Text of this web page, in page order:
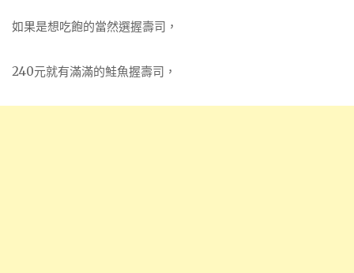
如果是想吃飽的當然選握壽司，
240元就有滿滿的鮭魚握壽司，